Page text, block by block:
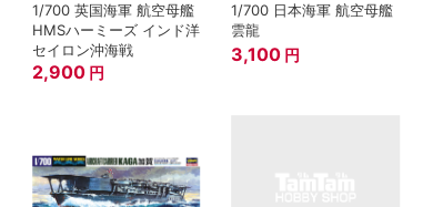
1/700 英国海軍 航空母艦
HMSハーミーズ インド洋
セイロン沖海戦
2,900 円
1/700 日本海軍 航空母艦
雲龍
3,100 円